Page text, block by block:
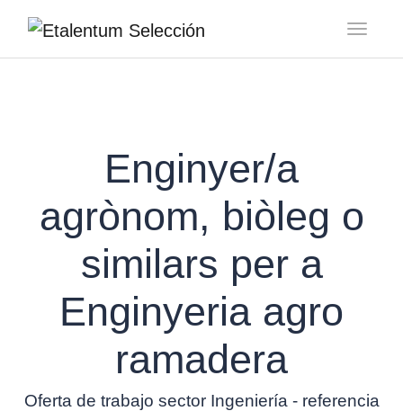
Enginyer/a
agrònom, biòleg o
similars per a
Enginyeria agro
ramadera
Oferta de trabajo sector Ingeniería - referencia